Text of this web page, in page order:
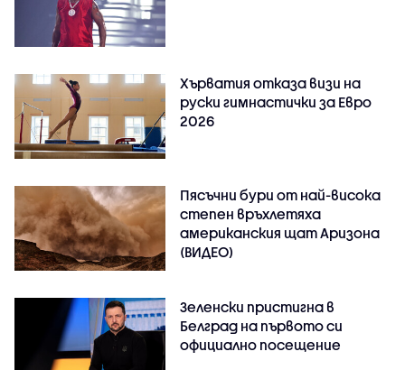
Хърватия отказа визи на
руски гимнастички за Евро
2026
Пясъчни бури от най-висока
степен връхлетяха
американския щат Аризона
(ВИДЕО)
Зеленски пристигна в
Белград на първото си
официално посещение